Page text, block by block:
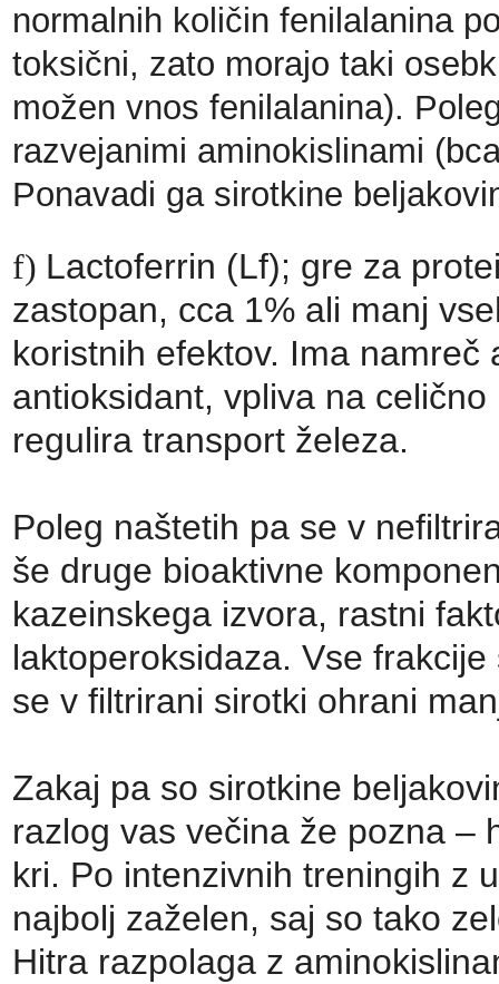
normalnih količin fenilalanina
toksični, zato morajo taki
možen vnos fenilalanina).
razvejanimi aminokislinami
Ponavadi ga sirotkine
f) Lactoferrin (Lf); gre za
zastopan, cca 1% ali manj
koristnih efektov. Ima
antioksidant, vpliva na
regulira transport železa.
Poleg naštetih pa se v
še druge bioaktivne
kazeinskega izvora, rastni
laktoperoksidaza. Vse
se v filtrirani sirotki ohrani
Zakaj pa so sirotkine
razlog vas večina že pozna –
kri. Po intenzivnih treningih z
najbolj zaželen, saj so tako
Hitra razpolaga z